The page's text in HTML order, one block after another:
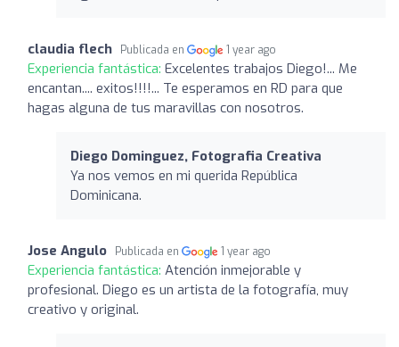
claudia flech Publicada en 1 year ago
Experiencia fantástica: Excelentes trabajos Diego!... Me
encantan.... exitos!!!!... Te esperamos en RD para que
hagas alguna de tus maravillas con nosotros.
Diego Dominguez, Fotografia Creativa
Ya nos vemos en mi querida República
Dominicana.
Jose Angulo Publicada en 1 year ago
Experiencia fantástica: Atención inmejorable y
profesional. Diego es un artista de la fotografía, muy
creativo y original.